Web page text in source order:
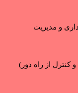
و مدیریت